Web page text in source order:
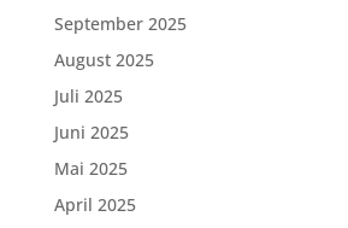
September 2025
August 2025
Juli 2025
Juni 2025
Mai 2025
April 2025